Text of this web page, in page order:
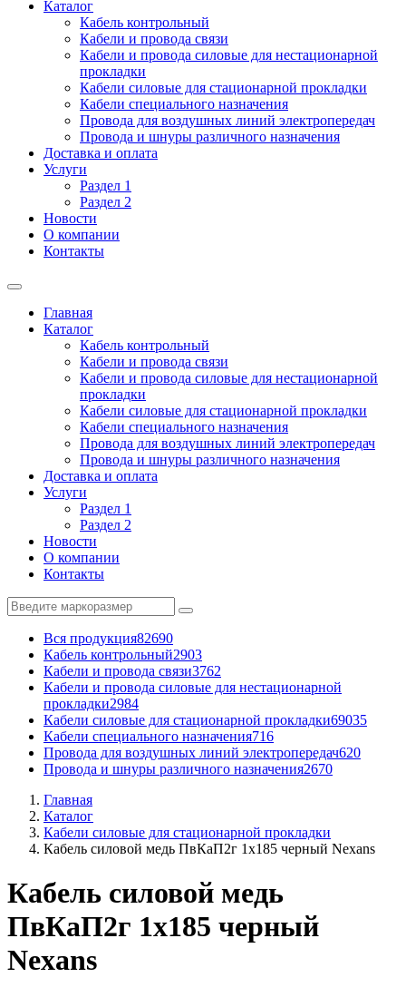
Каталог
Кабель контрольный
Кабели и провода связи
Кабели и провода силовые для нестационарной
прокладки
Кабели силовые для стационарной прокладки
Кабели специального назначения
Провода для воздушных линий электропередач
Провода и шнуры различного назначения
Доставка и оплата
Услуги
Раздел 1
Раздел 2
Новости
О компании
Контакты
Главная
Каталог
Кабель контрольный
Кабели и провода связи
Кабели и провода силовые для нестационарной
прокладки
Кабели силовые для стационарной прокладки
Кабели специального назначения
Провода для воздушных линий электропередач
Провода и шнуры различного назначения
Доставка и оплата
Услуги
Раздел 1
Раздел 2
Новости
О компании
Контакты
Вся продукция82690
Кабель контрольный2903
Кабели и провода связи3762
Кабели и провода силовые для нестационарной
прокладки2984
Кабели силовые для стационарной прокладки69035
Кабели специального назначения716
Провода для воздушных линий электропередач620
Провода и шнуры различного назначения2670
Главная
Каталог
Кабели силовые для стационарной прокладки
Кабель силовой медь ПвКаП2г 1x185 черный Nexans
Кабель силовой медь
ПвКаП2г 1x185 черный
Nexans